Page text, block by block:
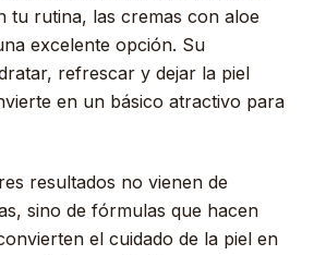
tu rutina, las cremas con aloe
excelente opción. Su
refrescar y dejar la piel
en un básico atractivo para
resultados no vienen de
sino de fórmulas que hacen
el cuidado de la piel en